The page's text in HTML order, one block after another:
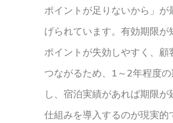
ポイントが足りないから」が
げられています。有効期限が
ポイントが失効しやすく、顧
つながるため、1～2年程度
し、宿泊実績があれば期限が
仕組みを導入するのが現実的